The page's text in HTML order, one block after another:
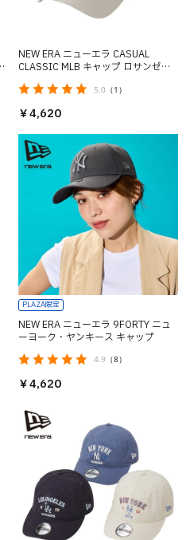
NEW ERA ニューエラ CASUAL
CLASSIC MLB キャップ ロサンゼル
ス・ドジャース
5.0 （1）
￥4,620
PLAZA限定
NEW ERA ニューエラ 9FORTY ニュ
ーヨーク・ヤンキース キャップ
4.9 （8）
￥4,620